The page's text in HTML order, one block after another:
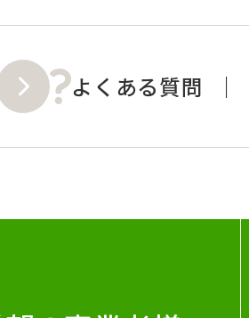
よくある質問